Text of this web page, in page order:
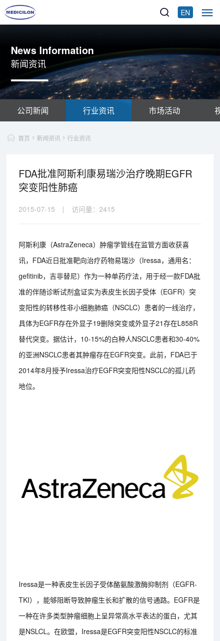
EN
News Information
新闻资讯
公司新闻 行业资讯 市场活动
首页 新闻资讯 行业资讯
FDA批准阿斯利康易瑞沙治疗晚期EGFR
突变阳性肺癌
2015-07-15 | 访问量： 2415
阿斯利康（AstraZeneca）肿瘤学管线在监管方面收获喜
讯，FDA近日批准靶向治疗药物易瑞沙（Iressa，通用名：
gefitinib，吉非替尼）作为一种单药疗法，用于经一款FDA批
准的伴随诊断试剂盒证实为表皮生长因子受体（EGFR）突
变阳性的转移性非小细胞肺癌（NSCLC）患者的一线治疗，
具体为EGFR存在外显子19删除突变或外显子21存在L858R
替代突变。据估计，10-15%的白种人NSCLC患者和30-40%
的亚洲NSCLC患者其肿瘤存在EGFR突变。此前，FDA已于
2014年8月授予Iressa治疗EGFR突变阳性NSCLC的孤儿药
地位。
Iressa是一种表皮生长因子受体酪氨酸激酶抑制剂（EGFR-
TKI），能够阻断导致肿瘤生长和扩散的信号通路。EGFR是
一种在许多类型肿瘤细胞上呈异常高水平表达的蛋白，尤其
是NSLCL。在欧盟，Iressa是EGFR突变阳性NSCLC的标准